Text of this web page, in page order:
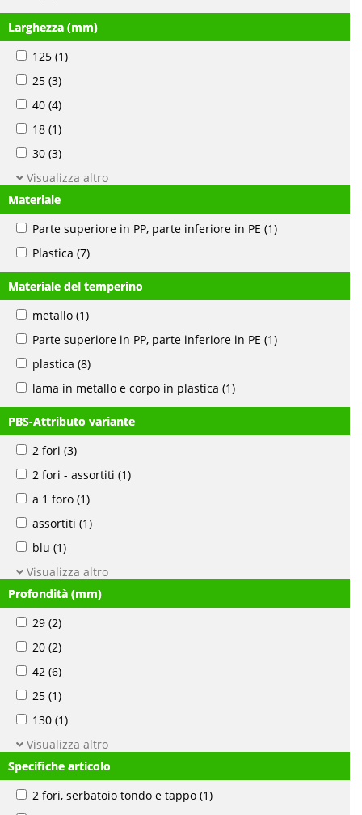
Larghezza (mm)
125 (1)
25 (3)
40 (4)
18 (1)
30 (3)
Visualizza altro
Materiale
Parte superiore in PP, parte inferiore in PE (1)
Plastica (7)
Materiale del temperino
metallo (1)
Parte superiore in PP, parte inferiore in PE (1)
plastica (8)
lama in metallo e corpo in plastica (1)
PBS-Attributo variante
2 fori (3)
2 fori - assortiti (1)
a 1 foro (1)
assortiti (1)
blu (1)
Visualizza altro
Profondità (mm)
29 (2)
20 (2)
42 (6)
25 (1)
130 (1)
Visualizza altro
Specifiche articolo
2 fori, serbatoio tondo e tappo (1)